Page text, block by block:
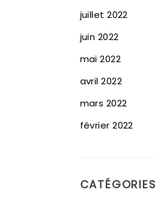
juillet 2022
juin 2022
mai 2022
avril 2022
mars 2022
février 2022
CATÉGORIES